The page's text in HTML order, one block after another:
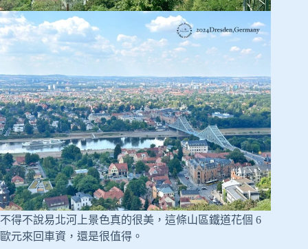
不得不說易北河上景色真的很美，這條山區鐵道花個 6
歐元來回車資，還是很值得。